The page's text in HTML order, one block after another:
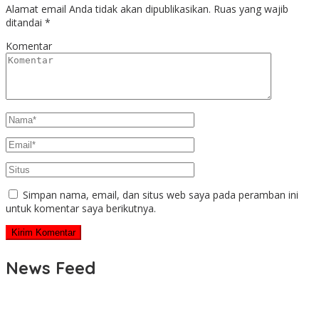
Alamat email Anda tidak akan dipublikasikan. Ruas yang wajib
ditandai *
Komentar
Simpan nama, email, dan situs web saya pada peramban ini
untuk komentar saya berikutnya.
News Feed